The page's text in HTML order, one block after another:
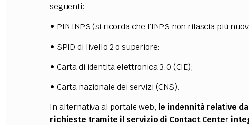
seguenti:
• PIN INPS (si ricorda che l’INPS non rilascia più
• SPID di livello 2 o superiore;
• Carta di identità elettronica 3.0 (CIE);
• Carta nazionale dei servizi (CNS).
In alternativa al portale web, le indennità relative
richieste tramite il servizio di Contact Center